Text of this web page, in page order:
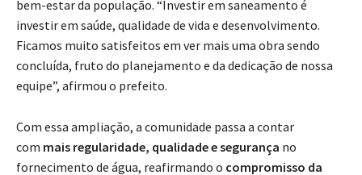
bem-estar da população. “Investir em saneamento é
investir em saúde, qualidade de vida e desenvolvimento.
Ficamos muito satisfeitos em ver mais uma obra sendo
concluída, fruto do planejamento e da dedicação de nossa
equipe”, afirmou o prefeito.
Com essa ampliação, a comunidade passa a contar
com mais regularidade, qualidade e segurança no
fornecimento de água, reafirmando o compromisso da